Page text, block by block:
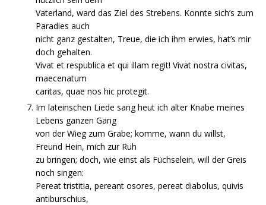
Vaterland, ward das Ziel des Strebens. Konnte sich’s zum
Paradies auch
nicht ganz gestalten, Treue, die ich ihm erwies, hat’s mir
doch gehalten.
Vivat et respublica et qui illam regit! Vivat nostra civitas,
maecenatum
caritas, quae nos hic protegit.
Im lateinschen Liede sang heut ich alter Knabe meines
Lebens ganzen Gang
von der Wieg zum Grabe; komme, wann du willst,
Freund Hein, mich zur Ruh
zu bringen; doch, wie einst als Füchselein, will der Greis
noch singen:
Pereat tristitia, pereant osores, pereat diabolus, quivis
antiburschius,